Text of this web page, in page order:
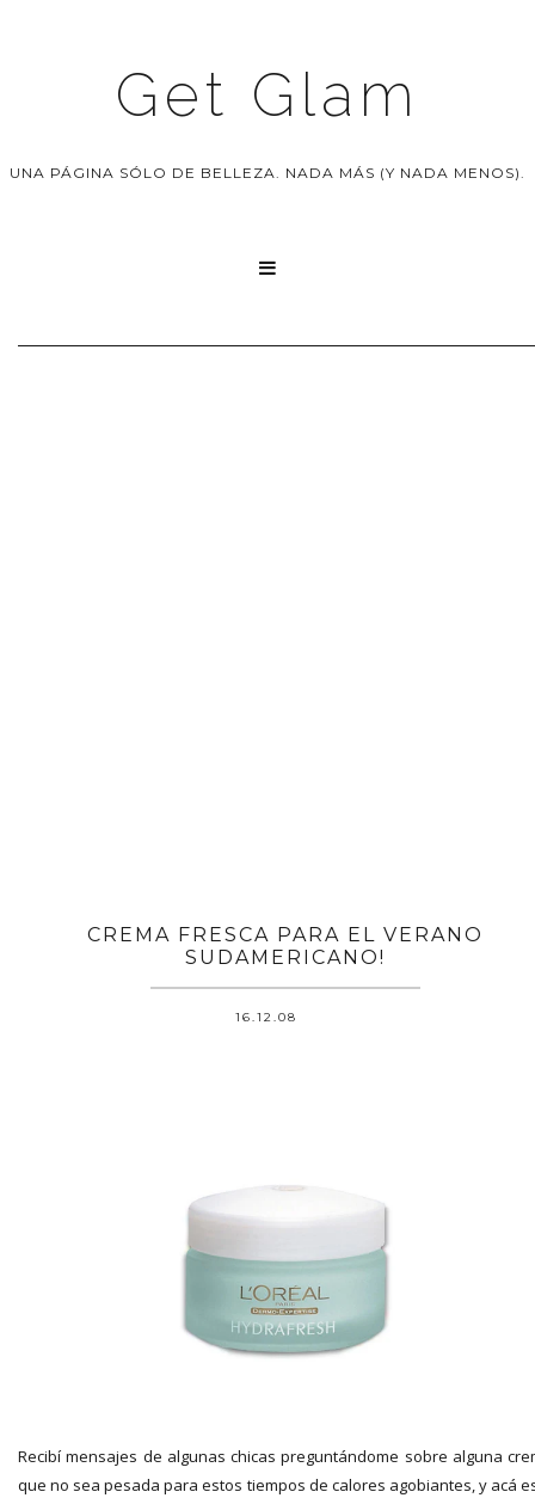
Get Glam
UNA PÁGINA SÓLO DE BELLEZA. NADA MÁS (Y NADA MENOS).

CREMA FRESCA PARA EL VERANO
SUDAMERICANO!
16.12.08
Recibí mensajes de algunas chicas preguntándome sobre alguna
que no sea pesada para estos tiempos de calores agobiantes, y acá